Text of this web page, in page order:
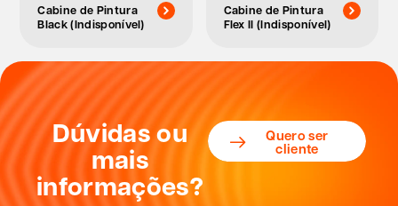
Cabine de Pintura
Black (Indisponível)
Cabine de Pintura
Flex II (Indisponível)
Dúvidas ou
mais
informações?
Quero ser
cliente